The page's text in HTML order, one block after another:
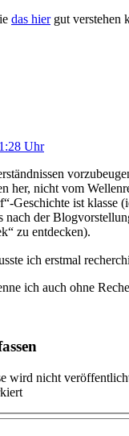
das hiergut verstehen
Uhr
her, nicht vom
Geschichte ist klasse
nach der
zu entdecken).
ich erstmal
ich auch ohne
wird nicht